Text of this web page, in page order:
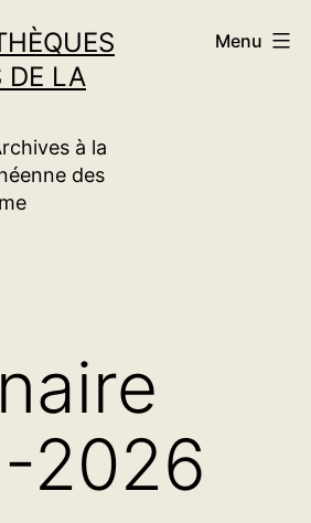
DE LA
à la
des
Menu
2026